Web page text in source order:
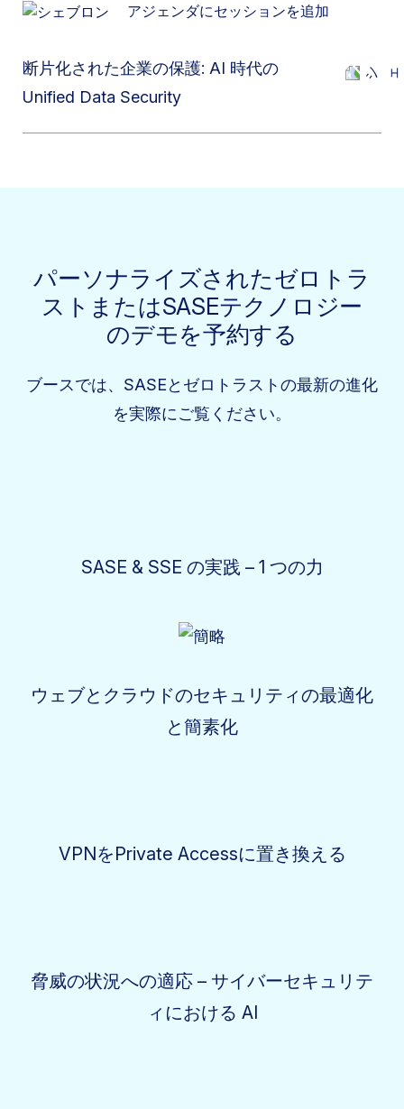
アジェンダにセッションを追加
断片化された企業の保護: AI 時代の
Unified Data Security
パーソナライズされたゼロトラ
ストまたはSASEテクノロジー
のデモを予約する
ブースでは、SASEとゼロトラストの最新の進化
を実際にご覧ください。
SASE & SSE の実践 – 1 つの力
ウェブとクラウドのセキュリティの最適化
と簡素化
VPNをPrivate Accessに置き換える
脅威の状況への適応 – サイバーセキュリテ
ィにおける AI